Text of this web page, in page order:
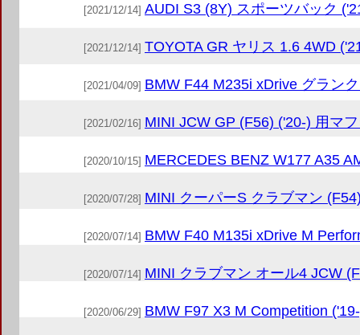
[2021/12/14] AUDI S3 (8Y) スポーツバック
[2021/12/14] TOYOTA GR ヤリス 1.6 4WD
[2021/04/09] BMW F44 M235i xDrive グラン
[2021/02/16] MINI JCW GP (F56) ('20-) 用マ
[2020/10/15] MERCEDES BENZ W177 A35
[2020/07/28] MINI クーパーS クラブマン
[2020/07/14] BMW F40 M135i xDrive M
[2020/07/14] MINI クラブマン オール4 JCW
[2020/06/29] BMW F97 X3 M Competition